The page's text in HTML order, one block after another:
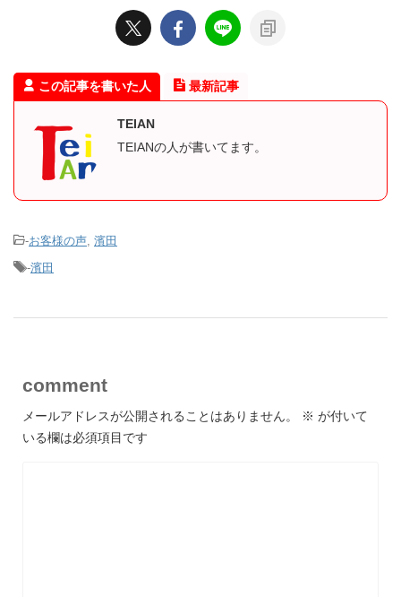
この記事を書いた人 最新記事
TEIAN
TEIANの人が書いてます。
-お客様の声 濱田
-濱田
comment
メールアドレスが公開されることはありません。 ※ が付いて
いる欄は必須項目です